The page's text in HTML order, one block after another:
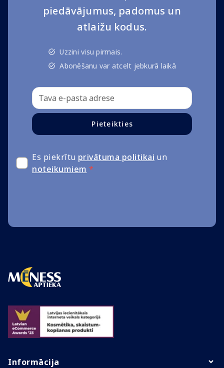
piedāvājumus, padomus un
atlaižu kodus.
Uzzini visu pirmais.
Abonēšanu var atcelt jebkurā laikā
Pieteikties
Es piekrītu privātuma politikai un
noteikumiem *
Informācija